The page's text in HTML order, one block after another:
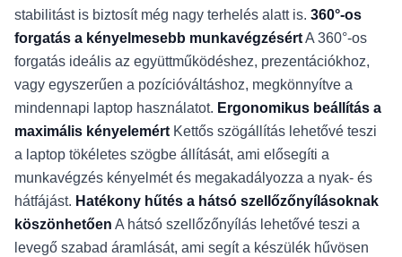
stabilitást is biztosít még nagy terhelés alatt is. 360°-os
forgatás a kényelmesebb munkavégzésértA 360°-os
forgatás ideális az együttműködéshez, prezentációkhoz,
vagy egyszerűen a pozícióváltáshoz, megkönnyítve a
mindennapi laptop használatot. Ergonomikus beállítás a
maximális kényelemért Kettős szögállítás lehetővé teszi
a laptop tökéletes szögbe állítását, ami elősegíti a
munkavégzés kényelmét és megakadályozza a nyak- és
hátfájást. Hatékony hűtés a hátsó szellőzőnyílásoknak
köszönhetően A hátsó szellőzőnyílás lehetővé teszi a
levegő szabad áramlását, ami segít a készülék hűvösen